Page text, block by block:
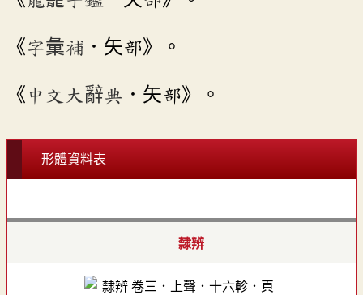
《字彙補 ．矢部》。
《中文大辭典 ．矢部》。
形體資料表
隸辨